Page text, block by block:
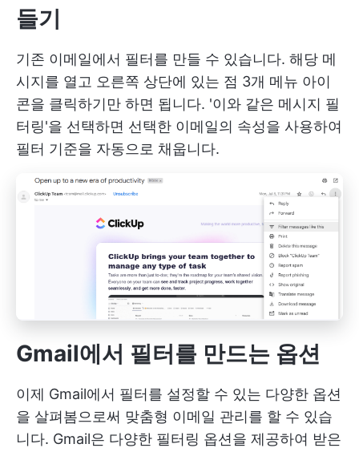
들기
기존 이메일에서 필터를 만들 수 있습니다. 해당 메
시지를 열고 오른쪽 상단에 있는 점 3개 메뉴 아이
콘을 클릭하기만 하면 됩니다. '이와 같은 메시지 필
터링'을 선택하면 선택한 이메일의 속성을 사용하여
필터 기준을 자동으로 채웁니다.
Gmail에서 필터를 만드는 옵션
이제 Gmail에서 필터를 설정할 수 있는 다양한 옵션
을 살펴봄으로써 맞춤형 이메일 관리를 할 수 있습
니다. Gmail은 다양한 필터링 옵션을 제공하여 받은